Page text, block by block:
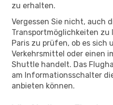
zu erhalten.
Vergessen Sie nicht, auch
Transportmöglichkeiten
Paris zu prüfen, ob es sich
Verkehrsmittel oder einen
Shuttle handelt. Das
am Informationsschalter
anbieten können.